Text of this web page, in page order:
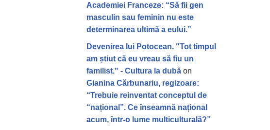
Academiei Franceze: “Să fii gen
masculin sau feminin nu este
determinarea ultimă a eului.”
Devenirea lui Potocean. "Tot timpul
am știut că eu vreau să fiu un
familist." - Cultura la dubă on
Gianina Cărbunariu, regizoare:
“Trebuie reinventat conceptul de
“național”. Ce înseamnă național
acum, într-o lume multiculturală?”